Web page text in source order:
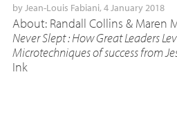
byJean-Louis Fabiani, 4 January 2018
About: Randall Collins & Maren
Never Slept : How Great Leaders
Microtechniques of success from
Ink